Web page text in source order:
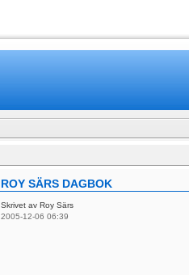
ROY SÄRS DAGBOK
Skrivet av Roy Särs
2005-12-06 06:39